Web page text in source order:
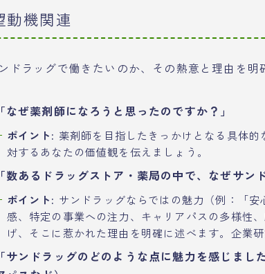
動機関連
ドラッグで働きたいのか、その熱意と理由を明
「なぜ薬剤師になろうと思ったのですか？」
ポイント: 薬剤師を目指したきっかけとなる具体
対するあなたの価値観を伝えましょう。
「数あるドラッグストア・薬局の中で、なぜサン
ポイント: サンドラッグならではの魅力（例：「
感、特定の事業への注力、キャリアパスの多様性
げ、そこに惹かれた理由を明確に述べます。企業
「サンドラッグのどのような点に魅力を感じまし